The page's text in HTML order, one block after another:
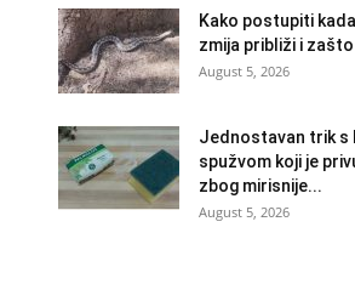
Kako postupiti
zmija približi i
August 5, 2026
Jednostavan trik s
spužvom koji je
zbog mirisnije...
August 5, 2026